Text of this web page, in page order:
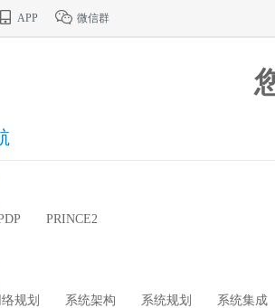
APP 微信群
PRINCE2
络规划 系统架构 系统规划
系统集成